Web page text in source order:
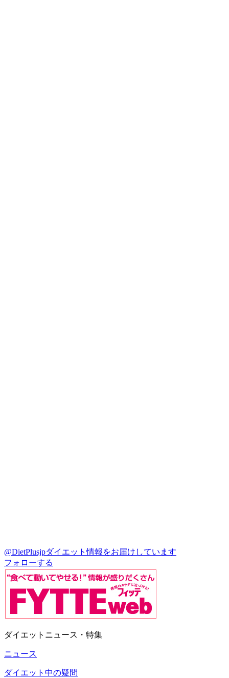
@DietPlusjpダイエット情報をお届けしています
フォローする
ダイエットニュース・特集
ニュース
ダイエット中の疑問